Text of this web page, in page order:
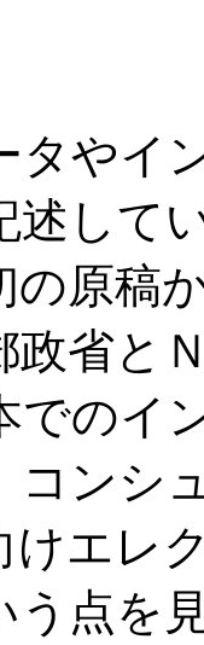
やイ
述して
の原稿
政省と
でのイ
コンシ
けエレ
う点を